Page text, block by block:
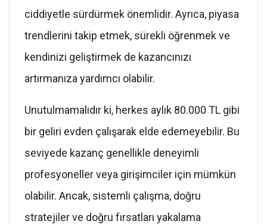
ciddiyetle sürdürmek önemlidir. Ayrıca, piyasa
trendlerini takip etmek, sürekli öğrenmek ve
kendinizi geliştirmek de kazancınızı
artırmanıza yardımcı olabilir.
Unutulmamalıdır ki, herkes aylık 80.000 TL gibi
bir geliri evden çalışarak elde edemeyebilir. Bu
seviyede kazanç genellikle deneyimli
profesyoneller veya girişimciler için mümkün
olabilir. Ancak, sistemli çalışma, doğru
stratejiler ve doğru fırsatları yakalama